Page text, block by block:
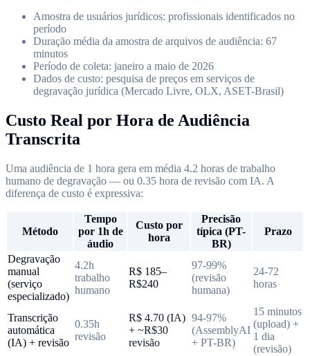
Amostra de usuários jurídicos: profissionais identificados no
período
Duração média da amostra de arquivos de audiência: 67
minutos
Período de coleta: janeiro a maio de 2026
Dados de custo: pesquisa de preços em serviços de
degravação jurídica (Mercado Livre, OLX, ASET-Brasil)
Custo Real por Hora de Audiência
Transcrita
Uma audiência de 1 hora gera em média 4.2 horas de trabalho
humano de degravação — ou 0.35 hora de revisão com IA. A
diferença de custo é expressiva:
Método
Tempo
por 1h de
áudio
Custo por
hora
Precisão
típica (PT-
BR)
Prazo
Degravação
manual
(serviço
especializado)
4.2h
trabalho
humano
R$ 185–
R$240
97-99%
(revisão
humana)
24-72
horas
Transcrição
automática
(IA) + revisão
0.35h
revisão
R$ 4.70 (IA)
+ ~R$30
revisão
94-97%
(AssemblyAI
+ PT-BR)
15 minutos
(upload) +
1 dia
(revisão)